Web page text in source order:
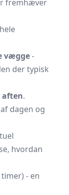
fremhæver
vægge-
der typisk
aften.
dagen og
hvordan
- en